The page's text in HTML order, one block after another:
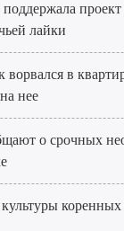
лайки
в
нее
о срочных
коренных